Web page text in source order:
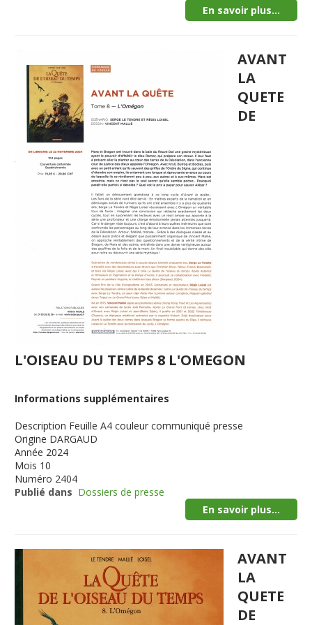
En savoir plus...
AVANT
LA
QUETE
DE
L'OISEAU DU TEMPS 8 L'OMEGON
Informations supplémentaires
Description Feuille A4 couleur communiqué presse
Origine DARGAUD
Année 2024
Mois 10
Numéro 2404
Publié dans Dossiers de presse
En savoir plus...
AVANT
LA
QUETE
DE